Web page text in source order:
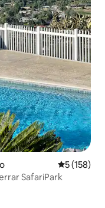
5 (158)
SafariPark